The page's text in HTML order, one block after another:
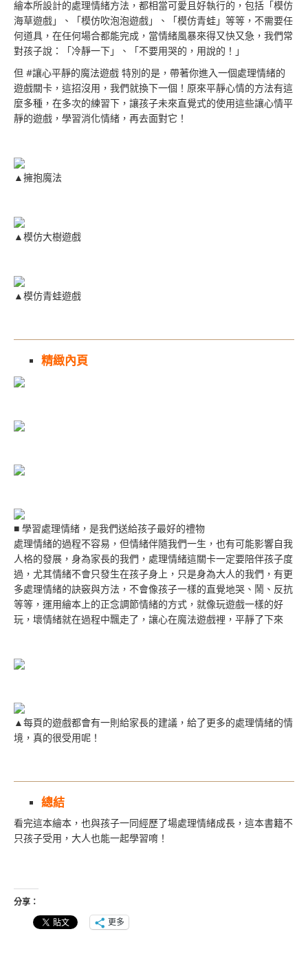
繪本所設計的處理情緒方法，都相當可愛且好執行的，包括「模仿
海草遊戲」、「模仿吹泡泡遊戲」、「模仿青蛙」等等，不需要任
何道具，在任何場合都能完成，當情緒風暴來得又快又急，我們常
對孩子說：「冷靜一下」、「不要用哭的，用說的！」
但 #讓心平靜的魔法遊戲 特別的是，帶著你進入一個處理情緒的
遊戲關卡，這招沒用，我們就換下一個！原來平靜心情的方法有這
麼多種，在多次的練習下，讓孩子未來直覺式的使用這些讓心情平
靜的遊戲，學習消化情緒，再去面對它！
▲擁抱魔法
▲模仿大樹遊戲
▲模仿青蛙遊戲
精緻內頁
■ 學習處理情緒，是我們送給孩子最好的禮物
處理情緒的過程不容易，但情緒伴隨我們一生，也有可能影響自我
人格的發展，身為家長的我們，處理情緒這關卡一定要陪伴孩子度
過，尤其情緒不會只發生在孩子身上，只是身為大人的我們，有更
多處理情緒的訣竅與方法，不會像孩子一樣的直覺地哭、鬧、反抗
等等，運用繪本上的正念調節情緒的方式，就像玩遊戲一樣的好
玩，壞情緒就在過程中飄走了，讓心在魔法遊戲裡，平靜了下來
▲每頁的遊戲都會有一則給家長的建議，給了更多的處理情緒的情
境，真的很受用呢！
總結
看完這本繪本，也與孩子一同經歷了場處理情緒成長，這本書籍不
只孩子受用，大人也能一起學習唷！
分享：
更多